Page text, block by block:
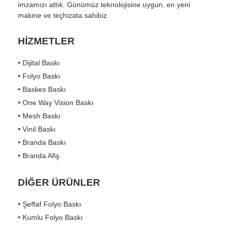
imzamızı attık. Günümüz teknolojisine uygun, en yeni
makine ve teçhizata sahibiz.
HİZMETLER
• Dijital Baskı
• Folyo Baskı
• Baskes Baskı
• One Way Vision Baskı
• Mesh Baskı
• Vinil Baskı
• Branda Baskı
• Branda Afiş
DİĞER ÜRÜNLER
• Şeffaf Folyo Baskı
• Kumlu Folyo Baskı